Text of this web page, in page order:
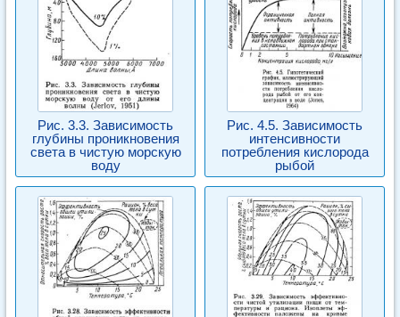
Рис. 3.3. Зависимость
глубины проникновения
света в чистую морскую
воду
Рис. 4.5. Зависимость
интенсивности
потребления кислорода
рыбой